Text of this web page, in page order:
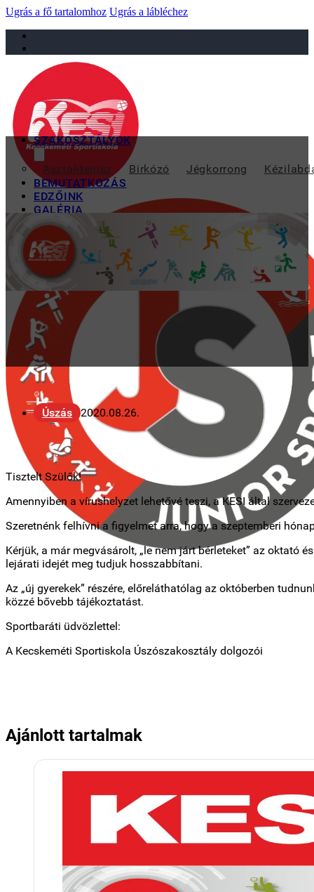
Ugrás a fő tartalomhoz Ugrás a lábléchez
sportiskola@juniorsportkft.hu
SZAKOSZTÁLYOK
Asztalitenisz Birkózó Jégkorrong
BEMUTATKOZÁS
EDZŐINK
GALÉRIA
TAO
KAPCSOLAT
Úszás 2020.08.26.
Tisztelt Szülők!
Amennyiben a vírushelyzet lehetővé teszi, a KESI által
Szeretnénk felhívni a figyelmet arra, hogy a szeptemberi
Kérjük, a már megvásárolt, „le nem járt bérleteket” az oktató
lejárati idejét meg tudjuk hosszabbítani.
Az „új gyerekek” részére, előreláthatólag az októberben
közzé bővebb tájékoztatást.
Sportbaráti üdvözlettel:
A Kecskeméti Sportiskola Úszószakosztály dolgozói
Ajánlott tartalmak